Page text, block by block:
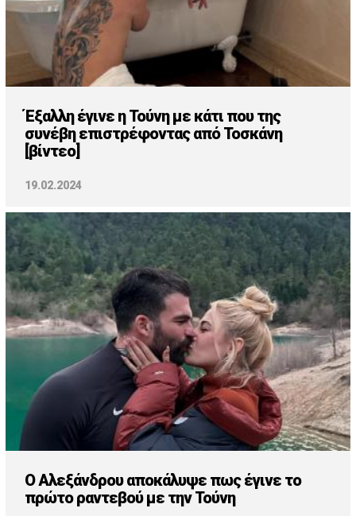
Έξαλλη έγινε η Τούνη με κάτι που της
συνέβη επιστρέφοντας από Τοσκάνη
[βίντεο]
19.02.2024
Ο Αλεξάνδρου αποκάλυψε πως έγινε το
πρώτο ραντεβού με την Τούνη